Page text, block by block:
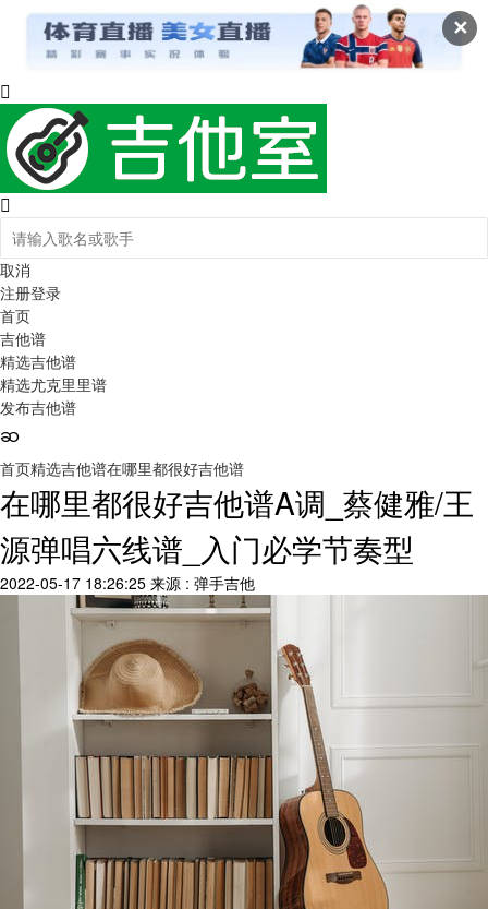
✕
取消
注册登录
首页
吉他谱
精选吉他谱
精选尤克里里谱
发布吉他谱
首页精选吉他谱在哪里都很好吉他谱
在哪里都很好吉他谱A调_蔡健雅/王
源弹唱六线谱_入门必学节奏型
2022-05-17 18:26:25 来源 : 弹手吉他